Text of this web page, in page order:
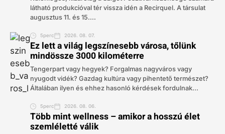
látható produkcióval tér vissza idén a Recirquel. A társulat
augusztus 11. és 15....
5perc 2026. 08. 07.
Ez lett a világ legszínesebb városa, tőlünk
mindössze 3000 kilométerre
Tengerpart vagy hegyek? Forgalmas nagyváros vagy
nyugodt vidék? Gazdag kultúra vagy pihentető természet?
Általában ilyen és ehhez hasonló kérdések fordulnak...
5perc 2026. 08. 06.
Több mint wellness – amikor a hosszú élet
szemléletté válik